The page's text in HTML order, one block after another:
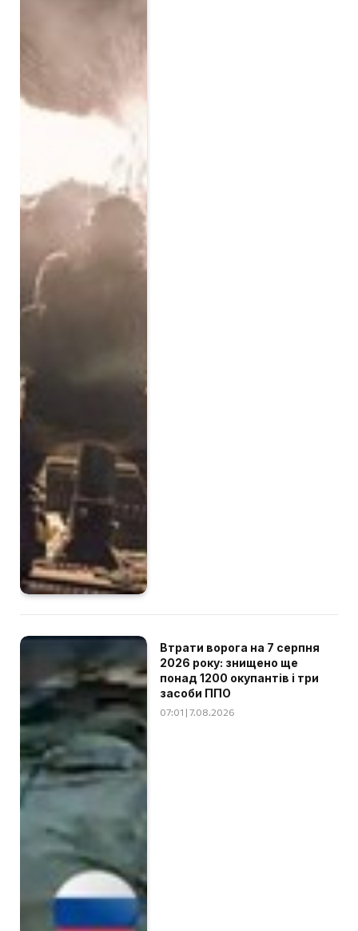
Втрати ворога на 7 серпня
2026 року: знищено ще
понад 1200 окупантів і три
засоби ППО
07:01 | 7.08.2026